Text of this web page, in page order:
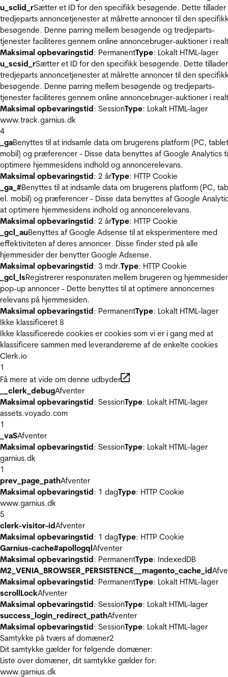
u_sclid_rSætter et ID for den specifikk besøgende. Dette tillader
tredjeparts annoncetjenester at målrette annoncer til den
besøgende. Denne parring mellem besøgende og tredjeparts-
tjenester faciliteres gennem online annoncebruger-auktioner i
Maksimal opbevaringstid: PermanentType: Lokalt HTML-lager
u_scsid_rSætter et ID for den specifikk besøgende. Dette tillader
tredjeparts annoncetjenester at målrette annoncer til den
besøgende. Denne parring mellem besøgende og tredjeparts-
tjenester faciliteres gennem online annoncebruger-auktioner i
Maksimal opbevaringstid: SessionType: Lokalt HTML-lager
www.track.garnius.dk
4
_gaBenyttes til at indsamle data om brugerens platform (PC,
mobil) og præferencer - Disse data benyttes af Google Analytics
optimere hjemmesidens indhold og annoncerelevans.
Maksimal opbevaringstid: 2 årType: HTTP Cookie
_ga_#Benyttes til at indsamle data om brugerens platform (PC,
el. mobil) og præferencer - Disse data benyttes af Google
at optimere hjemmesidens indhold og annoncerelevans.
Maksimal opbevaringstid: 2 årType: HTTP Cookie
_gcl_auBenyttes af Google Adsense til at eksperimentere med
effektiviteten af deres annoncer. Disse finder sted på alle
hjemmesider der benytter Google Adsense.
Maksimal opbevaringstid: 3 mdr.Type: HTTP Cookie
_gcl_lsRegistrerer responsraten mellem brugeren og
pop-up annoncer - Dette benyttes til at optimere annoncernes
relevans på hjemmesiden.
Maksimal opbevaringstid: PermanentType: Lokalt HTML-lager
Ikke klassificeret 8
Ikke klassificerede cookies er cookies som vi er i gang med at
klassificere sammen med leverandørerne af de enkelte cookies
Clerk.io
1
Få mere at vide om denne udbyder
__clerk_debugAfventer
Maksimal opbevaringstid: SessionType: Lokalt HTML-lager
assets.voyado.com
1
_vaSAfventer
Maksimal opbevaringstid: SessionType: Lokalt HTML-lager
garnius.dk
1
prev_page_pathAfventer
Maksimal opbevaringstid: 1 dagType: HTTP Cookie
www.garnius.dk
5
clerk-visitor-idAfventer
Maksimal opbevaringstid: 1 dagType: HTTP Cookie
Garnius-cache#apollogqlAfventer
Maksimal opbevaringstid: PermanentType: IndexedDB
M2_VENIA_BROWSER_PERSISTENCE__magento_cache_id
Maksimal opbevaringstid: PermanentType: Lokalt HTML-lager
scrollLockAfventer
Maksimal opbevaringstid: SessionType: Lokalt HTML-lager
success_login_redirect_pathAfventer
Maksimal opbevaringstid: SessionType: Lokalt HTML-lager
Samtykke på tværs af domæner2
Dit samtykke gælder for følgende domæner:
Liste over domæner, dit samtykke gælder for:
www.garnius.dk